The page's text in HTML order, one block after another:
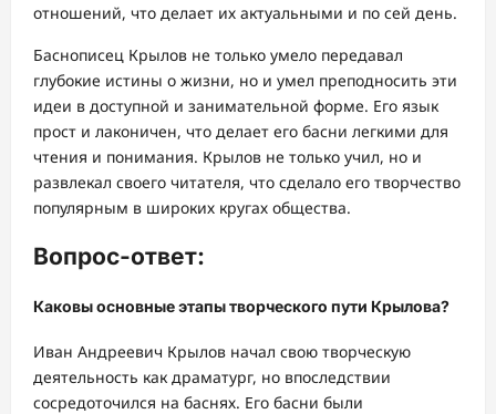
отношений, что делает их актуальными и по сей день.
Баснописец Крылов не только умело передавал
глубокие истины о жизни, но и умел преподносить эти
идеи в доступной и занимательной форме. Его язык
прост и лаконичен, что делает его басни легкими для
чтения и понимания. Крылов не только учил, но и
развлекал своего читателя, что сделало его творчество
популярным в широких кругах общества.
Вопрос-ответ:
Каковы основные этапы творческого пути Крылова?
Иван Андреевич Крылов начал свою творческую
деятельность как драматург, но впоследствии
сосредоточился на баснях. Его басни были